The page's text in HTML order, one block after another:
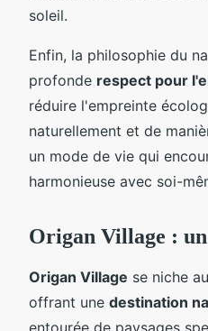
soleil.
Enfin, la philosophie du
profonde respect pour
réduire l'empreinte
naturellement et de
un mode de vie qui
harmonieuse avec soi-
Origan Village :
Origan Village se niche
offrant une destination
entourée de paysages